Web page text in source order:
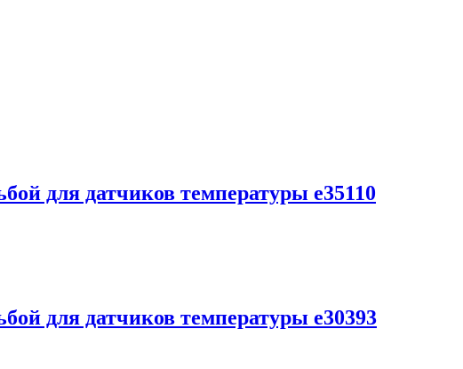
для датчиков температуры e35110
для датчиков температуры e30393